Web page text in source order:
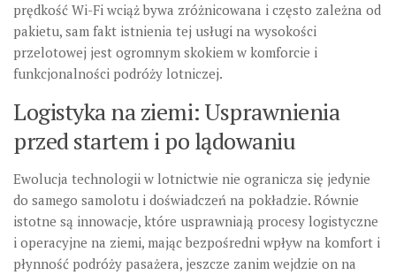
prędkość Wi-Fi wciąż bywa zróżnicowana i często zależna od
pakietu, sam fakt istnienia tej usługi na wysokości
przelotowej jest ogromnym skokiem w komforcie i
funkcjonalności podróży lotniczej.
Logistyka na ziemi: Usprawnienia
przed startem i po lądowaniu
Ewolucja technologii w lotnictwie nie ogranicza się jedynie
do samego samolotu i doświadczeń na pokładzie. Równie
istotne są innowacje, które usprawniają procesy logistyczne
i operacyjne na ziemi, mając bezpośredni wpływ na komfort i
płynność podróży pasażera, jeszcze zanim wejdzie on na